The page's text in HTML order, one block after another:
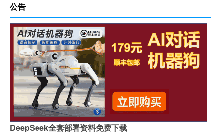
公告
DeepSeek全套部署资料免费下载